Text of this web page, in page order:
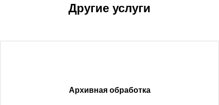
Другие услуги
Архивная обработка